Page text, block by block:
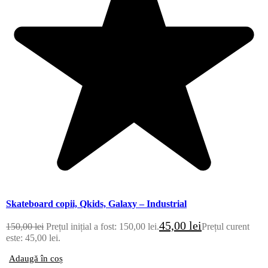
Skateboard copii, Qkids, Galaxy – Industrial
150,00lei Prețul inițial a fost: 150,00 lei.45,00 leiPrețul curent
este: 45,00 lei.
Adaugă în coș